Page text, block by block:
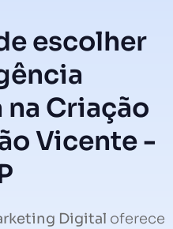
escolher
Criação
Vicente -
Digital oferece